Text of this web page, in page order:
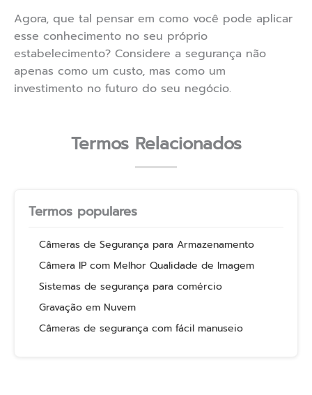
Agora, que tal pensar em como você pode aplicar
esse conhecimento no seu próprio
estabelecimento? Considere a segurança não
apenas como um custo, mas como um
investimento no futuro do seu negócio.
Termos Relacionados
Termos populares
Câmeras de Segurança para Armazenamento
Câmera IP com Melhor Qualidade de Imagem
Sistemas de segurança para comércio
Gravação em Nuvem
Câmeras de segurança com fácil manuseio